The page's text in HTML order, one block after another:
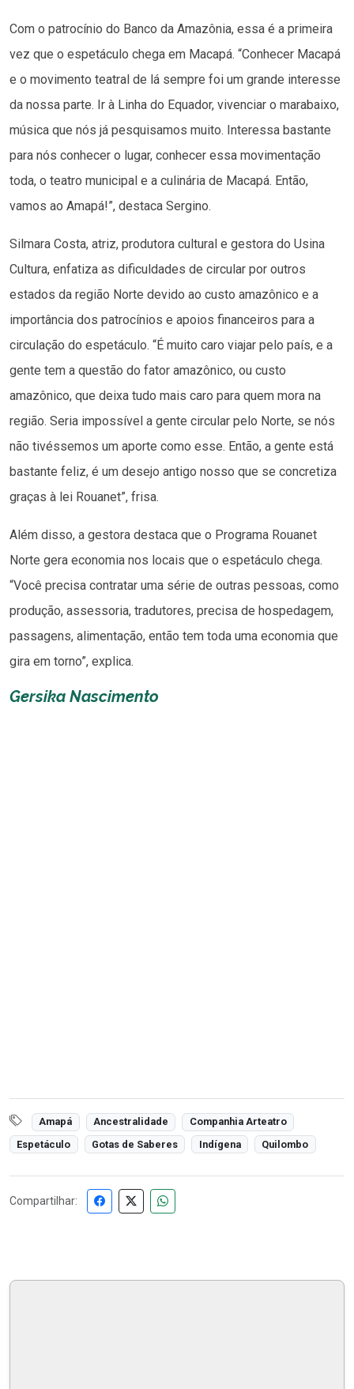
Com o patrocínio do Banco da Amazônia, essa é a primeira
vez que o espetáculo chega em Macapá. “Conhecer Macapá
e o movimento teatral de lá sempre foi um grande interesse
da nossa parte. Ir à Linha do Equador, vivenciar o marabaixo,
música que nós já pesquisamos muito. Interessa bastante
para nós conhecer o lugar, conhecer essa movimentação
toda, o teatro municipal e a culinária de Macapá. Então,
vamos ao Amapá!”, destaca Sergino.
Silmara Costa, atriz, produtora cultural e gestora do Usina
Cultura, enfatiza as dificuldades de circular por outros
estados da região Norte devido ao custo amazônico e a
importância dos patrocínios e apoios financeiros para a
circulação do espetáculo. “É muito caro viajar pelo país, e a
gente tem a questão do fator amazônico, ou custo
amazônico, que deixa tudo mais caro para quem mora na
região. Seria impossível a gente circular pelo Norte, se nós
não tivéssemos um aporte como esse. Então, a gente está
bastante feliz, é um desejo antigo nosso que se concretiza
graças à lei Rouanet”, frisa.
Além disso, a gestora destaca que o Programa Rouanet
Norte gera economia nos locais que o espetáculo chega.
“Você precisa contratar uma série de outras pessoas, como
produção, assessoria, tradutores, precisa de hospedagem,
passagens, alimentação, então tem toda uma economia que
gira em torno”, explica.
Gersika Nascimento
Amapá Ancestralidade
Companhia Arteatro
Espetáculo
Gotas de Saberes Indígena Quilombo
Compartilhar: